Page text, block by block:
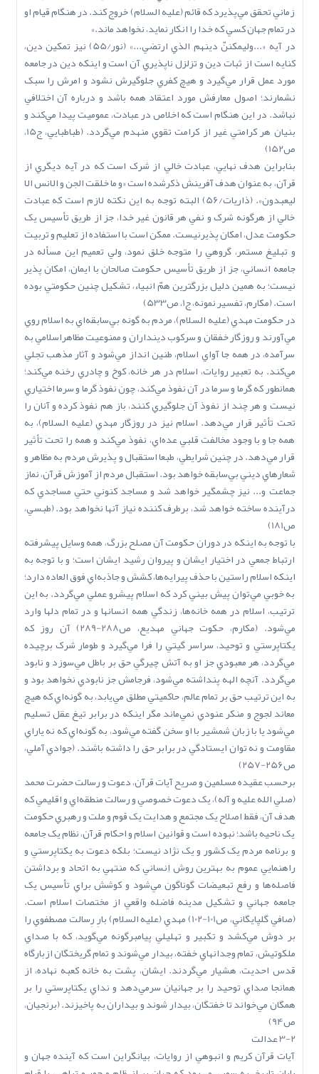
زماني تحقق مي‌پذيرد که قائم (عليه السلام) خروج کند. در هنگام قيام او
در تمام جهان کسي که خدا را انکار نمايد، نخواهد ماند.»
در آيه «...وليمکننّ دينهم الذي ارتضي...» (نور/55) نيز تمکين دين،
کنايه است از ثبات دين و تزلزل ناپذيري آن است و اينکه دين در جامعه
مورد عمل قرار مي‌گيرد و هيچ کفري جلوگيرش نشود و امرش را سبک
نشمارند؛ اصول معارفش مورد اعتقاد همه باشد و درباره آن اختلافي
نباشد. در اين هنگام است که اخلاص در عبادت، عموميت پيدا مي‌کند و
بنيان هر کرامتي غير از کرامت تقوي منهدم مي‌گردد. (طباطبايي، ج15،
ص152)
بنابراين هدف نهايي، عبادت خالي از شرک است که در آيه ديگري از
قرآن، به عنوان هدف آفرينش ذکرشده است «و ما خلقت الجن و الانس الا
ليعبدون». (ذاريات/56) البته توجه به اين نکته لازم است که عبادت
خالي از هرگونه شرک و نفي هر قانون غير خدا، جز از طريق تأسيس يک
حکومت عدل، امکان پذيرنيست. ممکن است با استفاده از تعليم و تربيت
و تبليغ مستمر، گروهي را متوجه خلق نمود، ولي تعميم اين مسأله در
جامعه انساني، جز از طريق تأسيس حکومت صالحان با ايمان، امکان پذير
نيست؛ به همين دليل بزرگترين همّ انبياء، تشکيل چنين حکومتي بوده
است. (مکارم، تفسير نمونه، ج1، ص533)
در حکومت مهدي (عليه السلام)، مردم به گونه بي‌سابقه‌اي به اسلام روي
مي‌آورند و روزگار خفقان و سرکوب دينداران و ممنوعيت مظاهراسلامي به
سرآمده، در همه جا آواي اسلام، طنين انداز مي‌شود و آثار مذهب تجلي
مي‌کند. به تعبير روايات، اسلام در هر خانه، کوخ و چادري رخنه مي‌کند؛
همانطور که گرما و سرما در آن نفوذ مي‌کند، چون نفوذ گرما و سرما اختياري
نيست و هر چند از نفوذ آن جلوگيري کنند، باز هم نفوذ کرده و آنان را
تحت تأثير قرار مي‌دهد. اسلام نيز در روزگار مهدي (عليه السلام)، به
همه جا و با وجود مخالفت قلبي عده‌اي، نفوذ مي‌کند و همه را تحت تأثير
قرار مي‌دهد. در چنين شرايطي، طبعا استقبال و پذيرش مردم به مظاهر و
شعارهاي ديني بي‌سابقه خواهد بود. استقبال مردم از آموزش قرآن، نماز
جماعت و... نيز چشمگير خواهد شد و مساجد کنوني حتي مساجدي که
درآينده ساخته خواهد شد، برطرف کننده نياز آنها نخواهد بود. (طبسي،
ص181)
با توجه به اينکه در دوران حکومت آن مصلح بزرگ، همه وسايل پيشرفته
ارتباط جمعي در اختيار ايشان و پيروان رشيد ايشان است؛ و با توجه به
اينکه اسلام راستين با حذف پيرايه‌ها، کشش و جاذبه‌اي فوق العاده دارد؛
به خوبي مي‌توان پيش بيني کرد که اسلام پيشرو عملي مي‌گردد. به اين
ترتيب، اسلام در همه خانه‌ها، زندگي همه انسانها و در تمام دلها وارد
مي‌شود. (مکارم، حکوت جهاني مهديع، ص288-289) آن روز که
يکتاپرستي و توحيد، سراسر گيتي را فرا مي‌گيرد و طومار شرک برچيده
مي‌گردد، هر معبودي جز او به آتش چيرگي حق بر باطل مي‌سوزد و نابود
مي‌گردد. آنچه الهه پنداشته مي‌شود، فرجامش جز نابودي نخواهد بود و
به اين ترتيب حق بر تمام عالم، حاکميتي مطلق مي‌يابد، به گونه‌اي که هيچ
معاند لجوج و منکر عنودي نمي‌ماند مگر اينکه در برابر تيغ عقل تسليم
مي‌شود يا با زبان شمشير با او سخن گفته مي‌شود، به گونه‌اي که نه ياراي
مقاومت و نه توان ايستادگي در برابر حق را داشته باشند. (جوادي آملي،
ص256-257)
برحسب عقيده مسلمين و صريح آيات قرآن، دعوت و رسالت حضرت محمد
(صلي ‌الله‌ عليه‌ و آله)، يک دعوت خصوصي و رسالت منطقه‌اي و اقليمي که
هدف آن، فقط اصلاح يک مجتمع و هدايت يک قوم و ملت و رهبري حکومت
يک ناحيه باشد؛ نبوده است و قوانين اسلام و احکام قرآن، نظام يک جامعه
و برنامه مردم يک کشور و يک نژاد نيست؛ بلکه دعوت به يکتاپرستي و
راهنمايي عموم به بهترين روش اِنساني که منتهي به اتحاد و برداشتن
فاصله‌ها و رفع تبعيضات گوناگون مي‌شود و کوشش براي تأسيس يک
جامعه جهاني و تشکيل مدينه فاضله واقعي از مختصات اسلام است.
(صافي گلپايگاني، ص101-102) مهدي (عليه السلام) بارِ رِسالت مصطفوي را
بر دوش مي‌کشد و تکبير و تهليلي پيامبرگونه مي‌گويد، که با صداي
ملکوتيش، تمام وجدانهاي خفته، بيدار مي‌شوند و تمام گريختگان ازبارگاه
قدس احديت، هشيار مي‌گردند. ايشان، پشت به خانه کعبه نهاده، از
همانجا صداي توحيد را بر جهانيان سرمي‌دهد و نداي يکتاپرستي را بر
همگان مي‌خواند تا خفتگان، بيدار شوند و بيداران به پاخيزند. (برنجيان،
ص94)
3-2 عدالت
آيات قرآن کريم و انبوهي از روايات، بيانگراين است که آينده جهان و